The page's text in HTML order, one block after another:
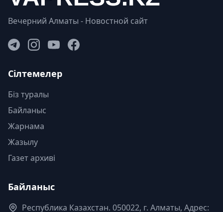
Вечерний Алматы - Новостной сайт
Сілтемелер
Біз туралы
Байланыс
Жарнама
Жазылу
Газет архиві
Байланыс
Республика Казахстан. 050022, г. Алматы, Адрес: